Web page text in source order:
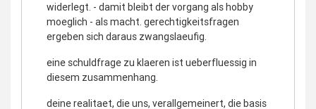
widerlegt. - damit bleibt der vorgang als hobby
moeglich - als macht. gerechtigkeitsfragen
ergeben sich daraus zwangslaeufig.
eine schuldfrage zu klaeren ist ueberfluessig in
diesem zusammenhang.
deine realitaet, die uns, verallgemeinert, die basis